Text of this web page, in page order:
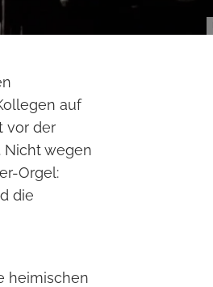
auf
vor der
Nicht wegen
Orgel:
die
heimischen